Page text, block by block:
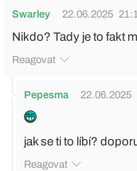
Swarley 22.06.2025
Nikdo? Tady je to fakt
Reagovat
Pepesma 22.06.2025
jak se ti to líbí?
Reagovat